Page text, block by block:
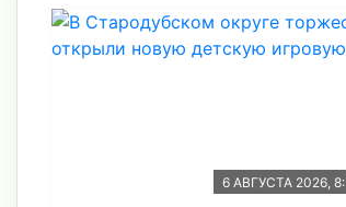
6 АВГУСТА 2026,